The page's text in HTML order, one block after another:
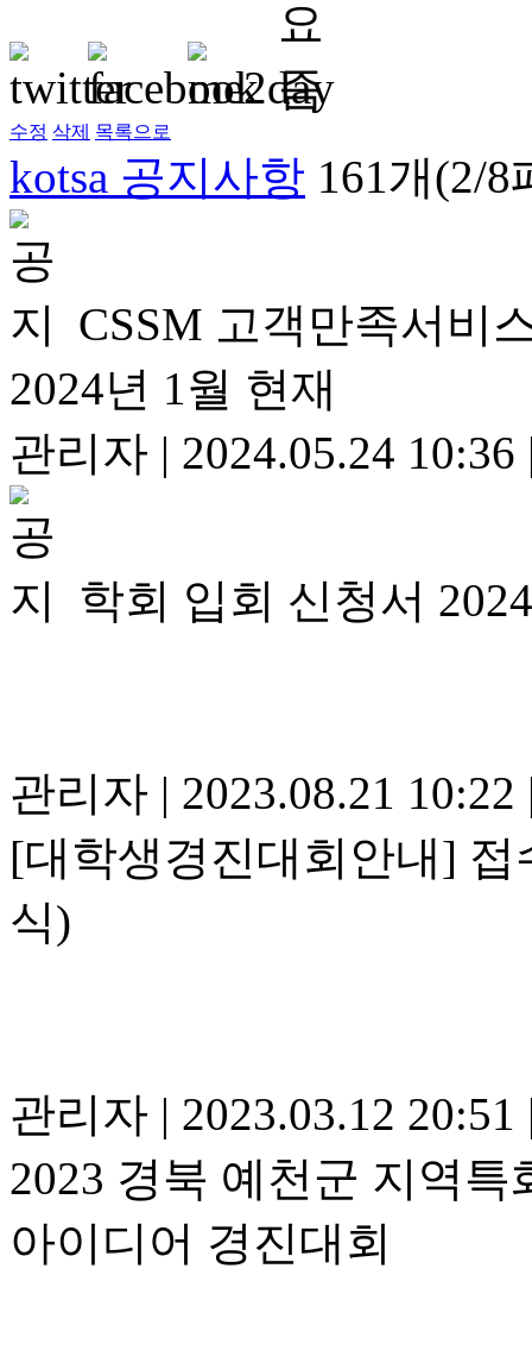
수정 삭제 목록으로
kotsa 공지사항 161개(2/8
CSSM 고객만족서비
2024년 1월 현재
관리자 | 2024.05.24 10:36
학회 입회 신청서
관리자 | 2023.08.21 10:22
[대학생경진대회안내]
식)
관리자 | 2023.03.12 20:51
2023 경북 예천군 지역
아이디어 경진대회